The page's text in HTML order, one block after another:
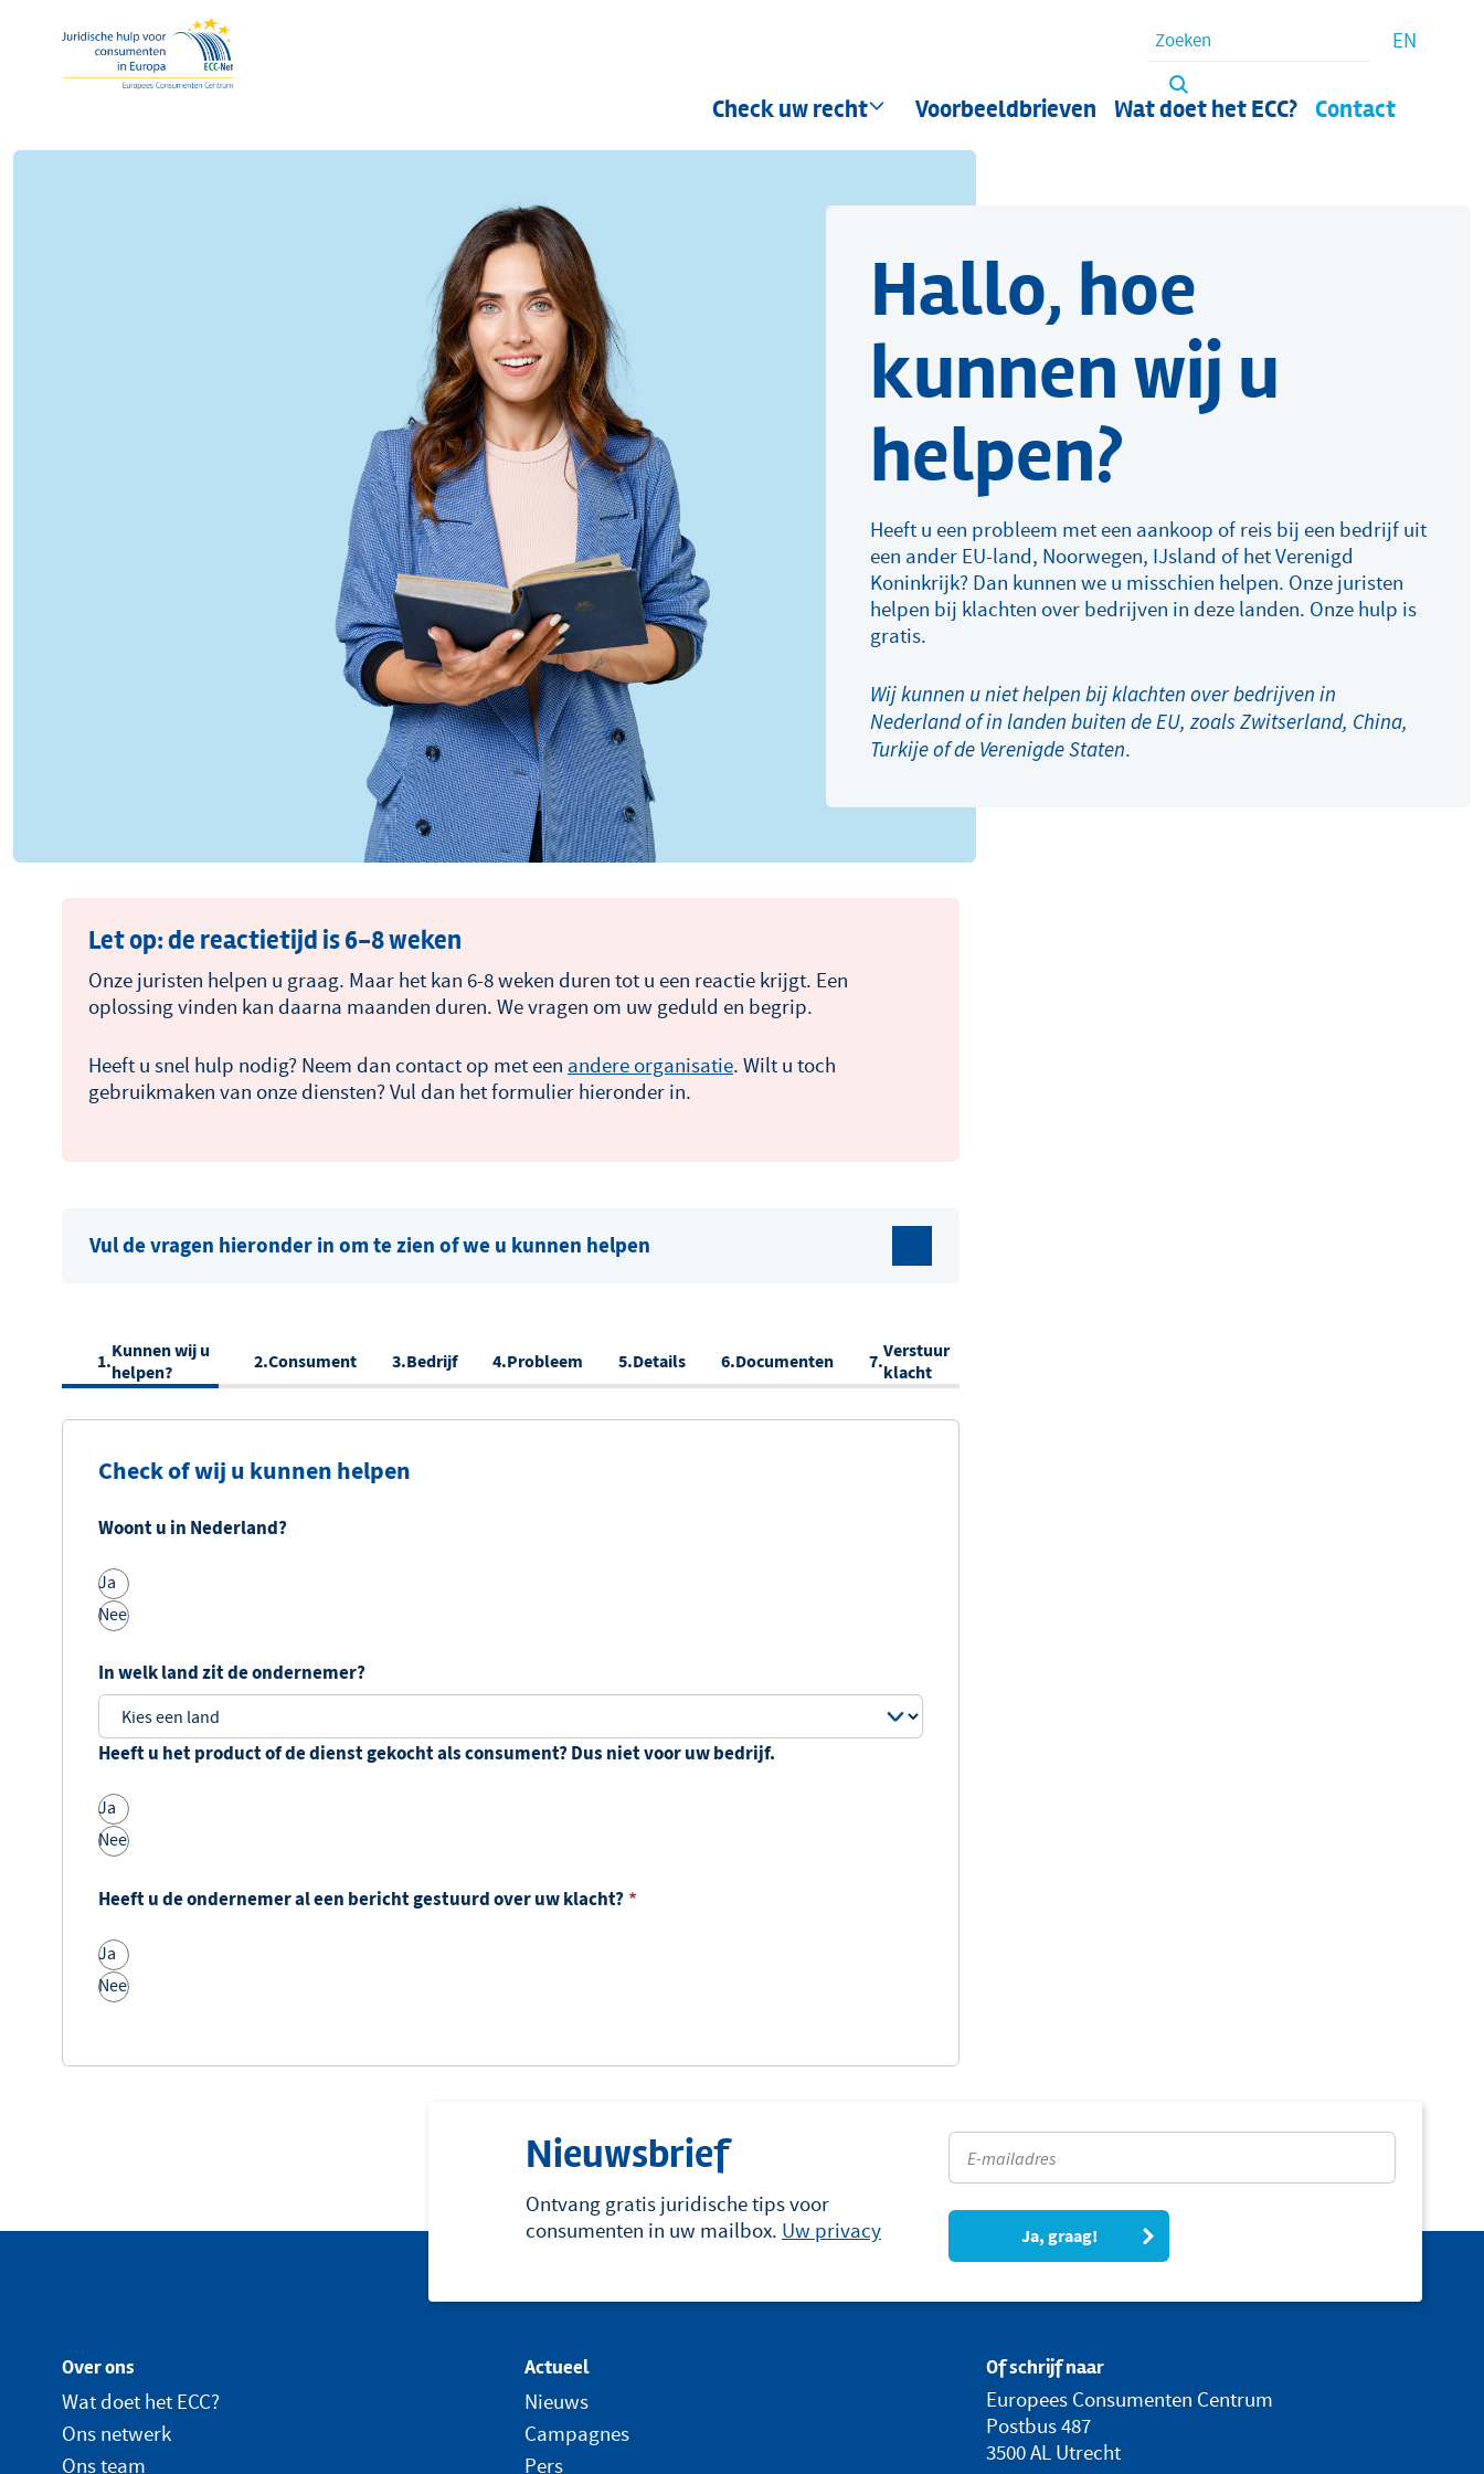
Waar bent u naar op zoek? EN
Hoofdnavigatie
Check uw recht Voorbeeldbrieven Wat doet het ECC? Contact
Hallo, hoe
kunnen wij u
helpen?
Heeft u een probleem met een aankoop of reis bij een bedrijf uit
een ander EU-land, Noorwegen, IJsland of het Verenigd
Koninkrijk? Dan kunnen we u misschien helpen. Onze juristen
helpen bij klachten over bedrijven in deze landen. Onze hulp is
gratis.
Wij kunnen u niet helpen bij klachten over bedrijven in
Nederland of in landen buiten de EU, zoals Zwitserland, China,
Turkije of de Verenigde Staten.
Let op: de reactietijd is 6-8 weken
Onze juristen helpen u graag. Maar het kan 6-8 weken duren tot u een reactie krijgt. Een
oplossing vinden kan daarna maanden duren. We vragen om uw geduld en begrip.
Heeft u snel hulp nodig? Neem dan contact op met een andere organisatie. Wilt u toch
gebruikmaken van onze diensten? Vul dan het formulier hieronder in.
Vul de vragen hieronder in om te zien of we u kunnen helpen
Huidige
Kunnen wij u
helpen?
Consument Bedrijf Probleem Details Documenten
Verstuur
klacht
Check of wij u kunnen helpen
Woont u in Nederland?
Ja
Nee
In welk land zit de ondernemer?
Heeft u het product of de dienst gekocht als consument? Dus niet voor uw bedrijf.
Ja
Nee
Heeft u de ondernemer al een bericht gestuurd over uw klacht?
Ja
Nee
Nieuwsbrief
Ontvang gratis juridische tips voor
consumenten in uw mailbox. Uw privacy Ja, graag!
Over ons
Wat doet het ECC?
Ons netwerk
Ons team
Actueel
Nieuws
Campagnes
Pers
Of schrijf naar
Europees Consumenten Centrum
Postbus 487
3500 AL Utrecht